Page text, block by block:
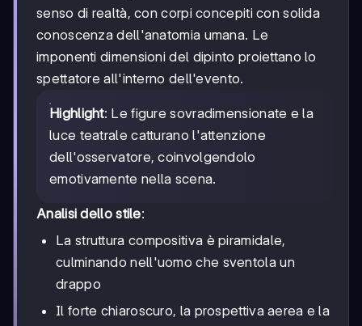
senso di realtà, con corpi concepiti con solida
conoscenza dell'anatomia umana. Le
imponenti dimensioni del dipinto proiettano lo
spettatore all'interno dell'evento.
Highlight: Le figure sovradimensionate e la
luce teatrale catturano l'attenzione
dell'osservatore, coinvolgendolo
emotivamente nella scena.
Analisi dello stile:
La struttura compositiva è piramidale,
culminando nell'uomo che sventola un
drappo
Il forte chiaroscuro, la prospettiva aerea e la